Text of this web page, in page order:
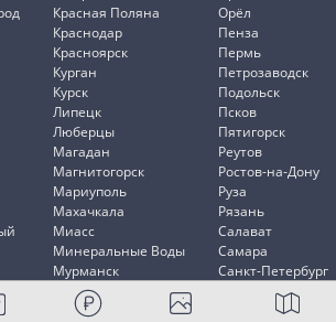
Красная Поляна
Краснодар
Красноярск
Курган
Курск
Липецк
Люберцы
Магадан
Магнитогорск
Мариуполь
Махачкала
Миасс
Минеральные Воды
Мурманск
Мытищи
Орёл
Пенза
Пермь
Петрозаводск
Подольск
Псков
Пятигорск
Реутов
Ростов-на-Дону
Руза
Рязань
Салават
Самара
Санкт-Петербург